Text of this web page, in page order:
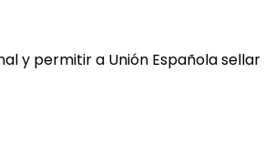
y permitir a Unión Española sellar